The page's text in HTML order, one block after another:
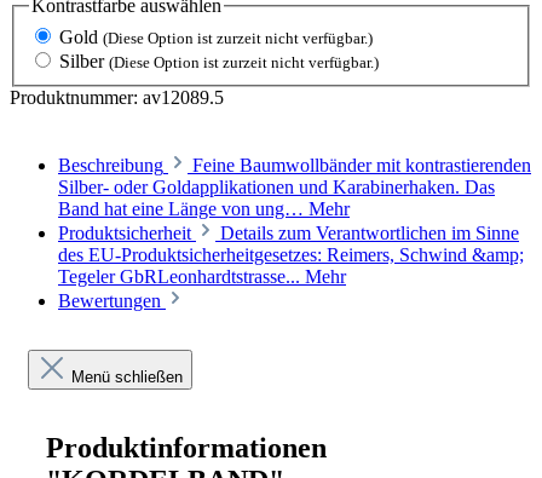
Kontrastfarbe auswählen
Gold (Diese Option ist zurzeit nicht verfügbar.)
Silber (Diese Option ist zurzeit nicht verfügbar.)
Produktnummer: av12089.5
Beschreibung
Feine Baumwollbänder mit kontrastierenden
Silber- oder Goldapplikationen und Karabinerhaken. Das
Band hat eine Länge von ung… Mehr
Produktsicherheit
Details zum Verantwortlichen im Sinne
des EU-Produktsicherheitgesetzes: Reimers, Schwind &amp;
Tegeler GbRLeonhardtstrasse... Mehr
Bewertungen
Menü schließen
Produktinformationen